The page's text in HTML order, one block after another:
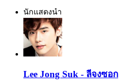
นักแสดงนำ
Lee Jong Suk - ลีจงซอก